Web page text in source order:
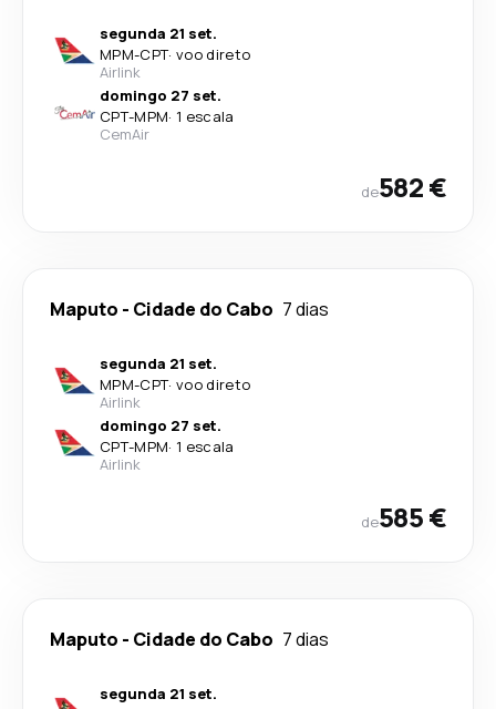
segunda 21 set.
MPM-CPT· voo direto
Airlink
domingo 27 set.
CPT-MPM· 1 escala
CemAir
de582 €
Maputo - Cidade do Cabo 7 dias
segunda 21 set.
MPM-CPT· voo direto
Airlink
domingo 27 set.
CPT-MPM· 1 escala
Airlink
de585 €
Maputo - Cidade do Cabo 7 dias
segunda 21 set.